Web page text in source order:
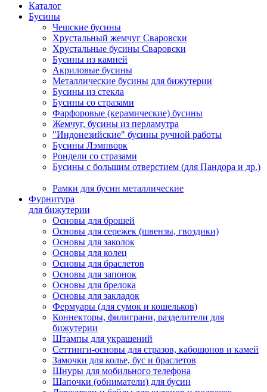
Каталог
Бусины
Чешские бусины
Хрустальный жемчуг Сваровски
Хрустальные бусины Сваровски
Бусины из камней
Акриловые бусины
Металлические бусины для бижутерии
Бусины из стекла
Бусины со стразами
Фарфоровые (керамические) бусины
Жемчуг, бусины из перламутра
"Индонезийские" бусины ручной работы
Бусины Лэмпворк
Рондели со стразами
Бусины с большим отверстием (для Пандора и др.)
Рамки для бусин металлические
Фурнитура
для бижутерии
Основы для брошей
Основы для сережек (швензы, гвоздики)
Основы для заколок
Основы для колец
Основы для браслетов
Основы для запонок
Основы для брелока
Основы для закладок
Фермуары (для сумок и кошельков)
Коннекторы, филиграни, разделители для
бижутерии
Штампы для украшений
Сеттинги-основы для стразов, кабошонов и камей
Замочки для колье, бус и браслетов
Шнуры для мобильного телефона
Шапочки (обниматели) для бусин